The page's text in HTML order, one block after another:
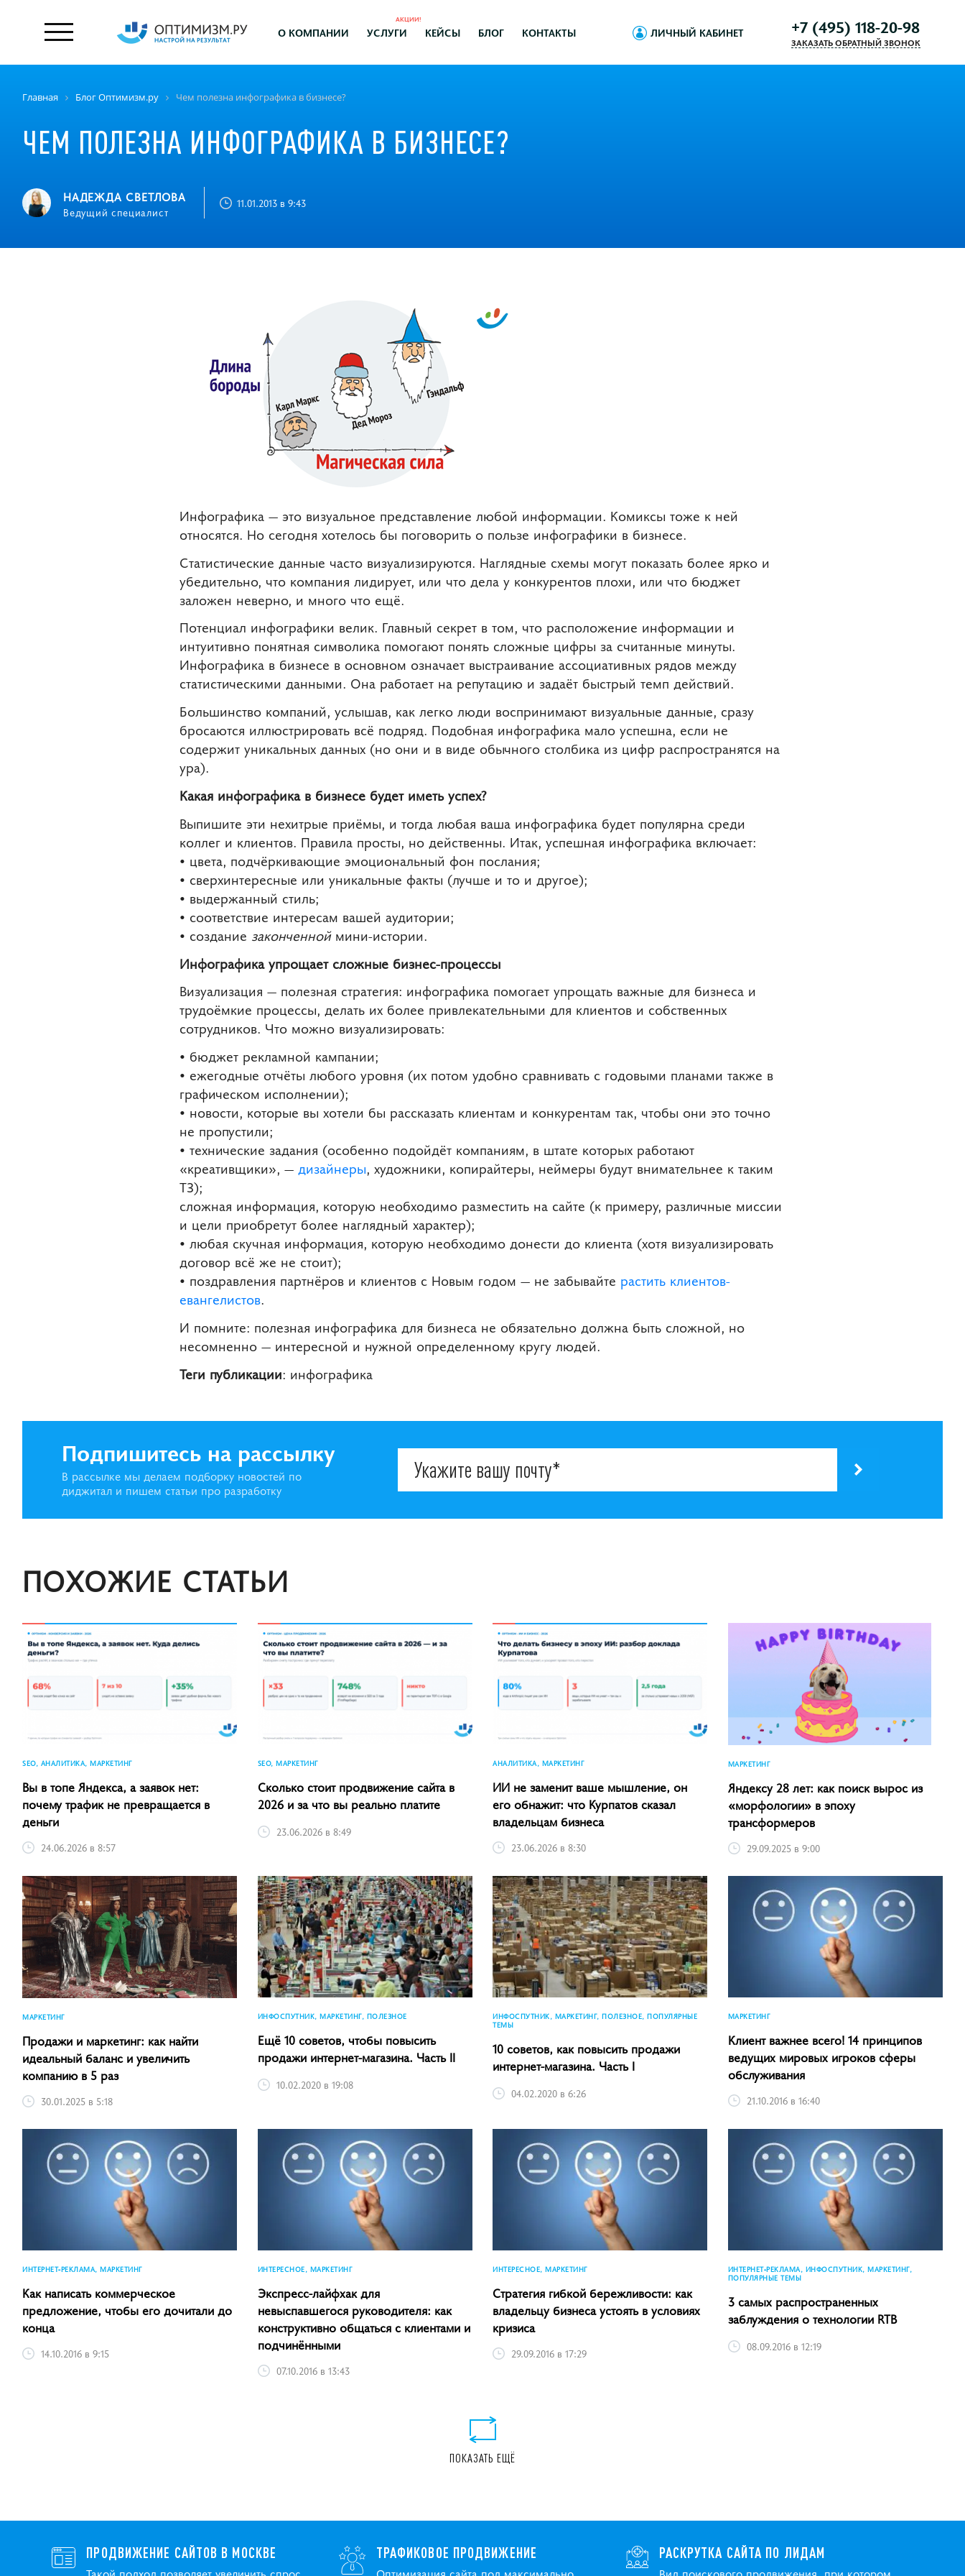
О КОМПАНИИ УСЛУГИ
АКЦИИ!
КЕЙСЫ БЛОГ КОНТАКТЫ ЛИЧНЫЙ КАБИНЕТ +7 (495) 118-20-98
ЗАКАЗАТЬ ОБРАТНЫЙ ЗВОНОК
Главная Блог Оптимизм.ру Чем полезна инфографика в бизнесе?
ЧЕМ ПОЛЕЗНА ИНФОГРАФИКА В БИЗНЕСЕ?
НАДЕЖДА СВЕТЛОВА
Ведущий специалист
11.01.2013 в 9:43
Инфографика — это визуальное представление любой информации. Комиксы тоже к ней
относятся. Но сегодня хотелось бы поговорить о пользе инфографики в бизнесе.
Статистические данные часто визуализируются. Наглядные схемы могут показать более ярко и
убедительно, что компания лидирует, или что дела у конкурентов плохи, или что бюджет
заложен неверно, и много что ещё.
Потенциал инфографики велик. Главный секрет в том, что расположение информации и
интуитивно понятная символика помогают понять сложные цифры за считанные минуты.
Инфографика в бизнесе в основном означает выстраивание ассоциативных рядов между
статистическими данными. Она работает на репутацию и задаёт быстрый темп действий.
Большинство компаний, услышав, как легко люди воспринимают визуальные данные, сразу
бросаются иллюстрировать всё подряд. Подобная инфографика мало успешна, если не
содержит уникальных данных (но они и в виде обычного столбика из цифр распространятся на
ура).
Какая инфографика в бизнесе будет иметь успех?
Выпишите эти нехитрые приёмы, и тогда любая ваша инфографика будет популярна среди
коллег и клиентов. Правила просты, но действенны. Итак, успешная инфографика включает:
• цвета, подчёркивающие эмоциональный фон послания;
• сверхинтересные или уникальные факты (лучше и то и другое);
• выдержанный стиль;
• соответствие интересам вашей аудитории;
• создание законченноймини-истории.
Инфографика упрощает сложные бизнес-процессы
Визуализация — полезная стратегия: инфографика помогает упрощать важные для бизнеса и
трудоёмкие процессы, делать их более привлекательными для клиентов и собственных
сотрудников. Что можно визуализировать:
• бюджет рекламной кампании;
• ежегодные отчёты любого уровня (их потом удобно сравнивать с годовыми планами также в
графическом исполнении);
• новости, которые вы хотели бы рассказать клиентам и конкурентам так, чтобы они это точно
не пропустили;
• технические задания (особенно подойдёт компаниям, в штате которых работают
«креативщики», — дизайнеры, художники, копирайтеры, неймеры будут внимательнее к таким
ТЗ);
сложная информация, которую необходимо разместить на сайте (к примеру, различные миссии
и цели приобретут более наглядный характер);
• любая скучная информация, которую необходимо донести до клиента (хотя визуализировать
договор всё же не стоит);
• поздравления партнёров и клиентов с Новым годом — не забывайте растить клиентов-
евангелистов.
И помните: полезная инфографика для бизнеса не обязательно должна быть сложной, но
несомненно — интересной и нужной определенному кругу людей.
Теги публикации: инфографика
Подпишитесь на рассылку
В рассылке мы делаем подборку новостей по
диджитал и пишем статьи про разработку
ПОХОЖИЕ СТАТЬИ
SEO, АНАЛИТИКА, МАРКЕТИНГ
Вы в топе Яндекса, а заявок нет:
почему трафик не превращается в
деньги
24.06.2026 в 8:57
SEO, МАРКЕТИНГ
Сколько стоит продвижение сайта в
2026 и за что вы реально платите
23.06.2026 в 8:49
АНАЛИТИКА, МАРКЕТИНГ
ИИ не заменит ваше мышление, он
его обнажит: что Курпатов сказал
владельцам бизнеса
23.06.2026 в 8:30
МАРКЕТИНГ
Яндексу 28 лет: как поиск вырос из
«морфологии» в эпоху
трансформеров
29.09.2025 в 9:00
МАРКЕТИНГ
Продажи и маркетинг: как найти
идеальный баланс и увеличить
компанию в 5 раз
30.01.2025 в 5:18
ИНФОСПУТНИК, МАРКЕТИНГ, ПОЛЕЗНОЕ
Ещё 10 советов, чтобы повысить
продажи интернет-магазина. Часть II
10.02.2020 в 19:08
ИНФОСПУТНИК, МАРКЕТИНГ, ПОЛЕЗНОЕ, ПОПУЛЯРНЫЕ
ТЕМЫ
10 советов, как повысить продажи
интернет-магазина. Часть I
04.02.2020 в 6:26
МАРКЕТИНГ
Клиент важнее всего! 14 принципов
ведущих мировых игроков сферы
обслуживания
21.10.2016 в 16:40
ИНТЕРНЕТ-РЕКЛАМА, МАРКЕТИНГ
Как написать коммерческое
предложение, чтобы его дочитали до
конца
14.10.2016 в 9:15
ИНТЕРЕСНОЕ, МАРКЕТИНГ
Экспресс-лайфхак для
невыспавшегося руководителя: как
конструктивно общаться с клиентами и
подчинёнными
07.10.2016 в 13:43
ИНТЕРЕСНОЕ, МАРКЕТИНГ
Стратегия гибкой бережливости: как
владельцу бизнеса устоять в условиях
кризиса
29.09.2016 в 17:29
ИНТЕРНЕТ-РЕКЛАМА, ИНФОСПУТНИК, МАРКЕТИНГ,
ПОПУЛЯРНЫЕ ТЕМЫ
3 самых распространенных
заблуждения о технологии RTB
08.09.2016 в 12:19
ПОКАЗАТЬ ЕЩЁ
ПРОДВИЖЕНИЕ САЙТОВ В МОСКВЕ ТРАФИКОВОЕ ПРОДВИЖЕНИЕ РАСКРУТКА САЙТА ПО ЛИДАМ